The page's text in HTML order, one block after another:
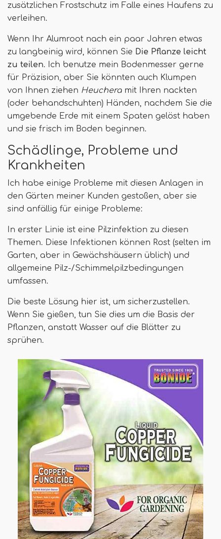
zusätzlichen Frostschutz im Falle eines Haufens zu
verleihen.
Wenn Ihr Alumroot nach ein paar Jahren etwas
zu langbeinig wird, können Sie Die Pflanze leicht
zu teilen. Ich benutze mein Bodenmesser gerne
für Präzision, aber Sie könnten auch Klumpen
von Ihnen ziehen Heuchera mit Ihren nackten
(oder behandschuhten) Händen, nachdem Sie die
umgebende Erde mit einem Spaten gelöst haben
und sie frisch im Boden beginnen.
Schädlinge, Probleme und
Krankheiten
Ich habe einige Probleme mit diesen Anlagen in
den Gärten meiner Kunden gestoßen, aber sie
sind anfällig für einige Probleme:
In erster Linie ist eine Pilzinfektion zu diesen
Themen. Diese Infektionen können Rost (selten im
Garten, aber in Gewächshäusern üblich) und
allgemeine Pilz-/Schimmelpilzbedingungen
umfassen.
Die beste Lösung hier ist, um sicherzustellen.
Wenn Sie gießen, tun Sie dies um die Basis der
Pflanzen, anstatt Wasser auf die Blätter zu
sprühen.